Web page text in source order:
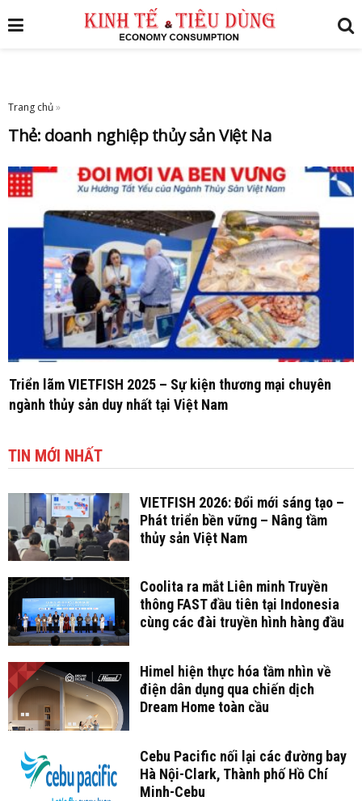
Trang chủ»
Thẻ: doanh nghiệp thủy sản Việt Na
Triển lãm VIETFISH 2025 – Sự kiện thương mại chuyên
ngành thủy sản duy nhất tại Việt Nam
TIN MỚI NHẤT
VIETFISH 2026: Đổi mới sáng tạo –
Phát triển bền vững – Nâng tầm
thủy sản Việt Nam
Coolita ra mắt Liên minh Truyền
thông FAST đầu tiên tại Indonesia
cùng các đài truyền hình hàng đầu
Himel hiện thực hóa tầm nhìn về
điện dân dụng qua chiến dịch
Dream Home toàn cầu
Cebu Pacific nối lại các đường bay
Hà Nội-Clark, Thành phố Hồ Chí
Minh-Cebu